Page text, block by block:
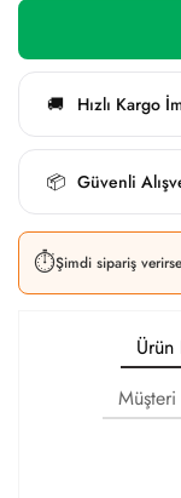
🚚 Hızlı Kargo
📦 Güvenli
⏱️Şimdi sipariş
Müşteri